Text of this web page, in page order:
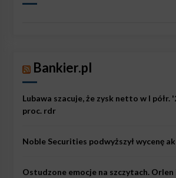
Bankier.pl
Lubawa szacuje, że zysk netto w I półr.
proc. rdr
Noble Securities podwyższył wycenę
Ostudzone emocje na szczytach. Orlen